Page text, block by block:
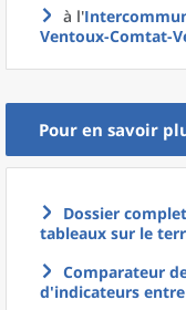
à l'
Ventoux-Comtat-
Pour en savoir
Dossier
tableaux sur le
Comparateur
d'indicateurs